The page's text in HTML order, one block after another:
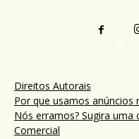
Direitos Autorais
Por que usamos anúncios
Nós erramos? Sugira uma
Comercial